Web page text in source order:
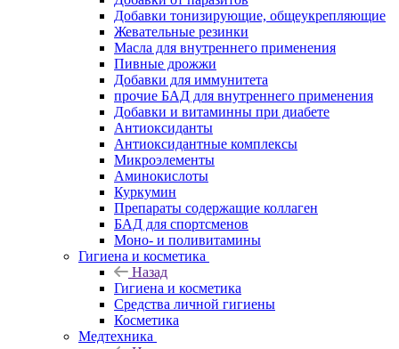
Добавки тонизирующие, общеукрепляющие
Жевательные резинки
Масла для внутреннего применения
Пивные дрожжи
Добавки для иммунитета
прочие БАД для внутреннего применения
Добавки и витаминны при диабете
Антиоксиданты
Антиоксидантные комплексы
Микроэлементы
Аминокислоты
Куркумин
Препараты содержащие коллаген
БАД для спортсменов
Моно- и поливитамины
Гигиена и косметика
Назад
Гигиена и косметика
Средства личной гигиены
Косметика
Медтехника